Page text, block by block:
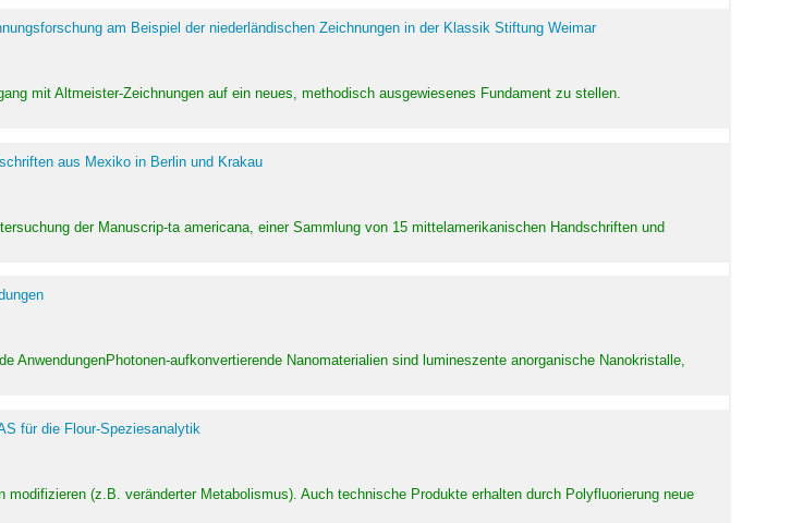
am Beispiel der niederländischen Zeichnungen in der Klassik Stiftung Weimar
mit Altmeister-Zeichnungen auf ein neues, methodisch ausgewiesenes Fundament zu stellen.
aus Mexiko in Berlin und Krakau
der Manuscrip-ta americana, einer Sammlung von 15 mittelamerikanischen Handschriften und
AnwendungenPhotonen-aufkonvertierende Nanomaterialien sind lumineszente anorganische Nanokristalle,
für die Flour-Speziesanalytik
(z.B. veränderter Metabolismus). Auch technische Produkte erhalten durch Polyfluorierung neue